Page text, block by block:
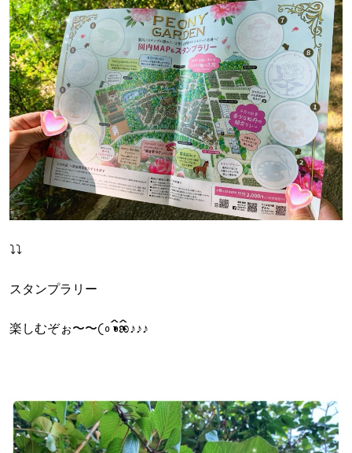
⤵︎⤵︎
スタンプラリー
楽しむぞぉ〜〜𛰙᭜𖫴𖫰𖫱𖫳𖫲𖫲𖫳𖫴𖫰𖫱꛰ ᭜𖫴𖫰𖫱𖫳𖫲𖫲𖫳𖫴𖫰𖫱꛰ಣ♪♪♪